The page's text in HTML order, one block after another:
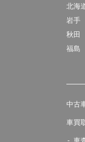
北海
岩手
秋田
福島
中古
車買